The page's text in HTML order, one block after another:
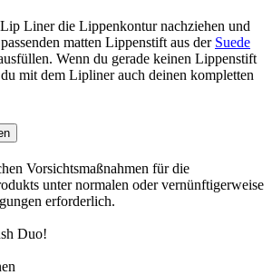
Liner die Lippenkontur nachziehen und
matten Lippenstift aus der Suede
Wenn du gerade keinen Lippenstift
mit dem Lipliner auch deinen kompletten
Vorsichtsmaßnahmen für die
unter normalen oder vernünftigerweise
erforderlich.
Duo!